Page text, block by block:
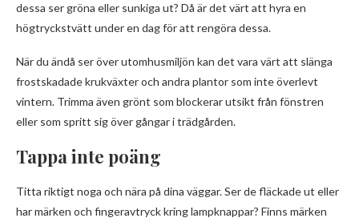
dessa ser gröna eller sunkiga ut? Då är det värt att hyra en
högtryckstvätt under en dag för att rengöra dessa.
När du ändå ser över utomhusmiljön kan det vara värt att slänga
frostskadade krukväxter och andra plantor som inte överlevt
vintern. Trimma även grönt som blockerar utsikt från fönstren
eller som spritt sig över gångar i trädgården.
Tappa inte poäng
Titta riktigt noga och nära på dina väggar. Ser de fläckade ut eller
har märken och fingeravtryck kring lampknappar? Finns märken